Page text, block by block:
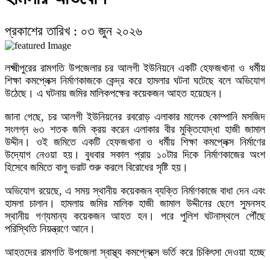
৭
৮
তারা নাকি ডিসেম্বরে দেশে আসবে, আসেন—রাজপথে দেখা হবে: ভারপ্রাপ্ত রাষ্ট্রপতি
৯
ক্ষমতার পালাবদলে বিএনপিও আগের সরকারের পথেই হাঁটছে: সারজিস আলম
১০
প্রকাশের তারিখ : ০৩ জুন ২০২৬
লক্ষ্মীপুরের রামগতি উপজেলার চর আলগী ইউনিয়নে একটি হেফজখানা ও ধর্মীয়
শিক্ষা কমপ্লেক্স নির্মাণকাজকে কেন্দ্র করে হামলার ঘটনা ঘটেছে বলে অভিযোগ
উঠেছে। এ ঘটনায় জমির মালিকপক্ষের কয়েকজন আহত হয়েছেন।
জানা গেছে, চর আলগী ইউনিয়নের রবরোড় এলাকার মালেক কোম্পানি মসজিদ
সংলগ্ন ৬৩ শতক জমি ক্রয় করেন এলাকার বীর মুক্তিযোদ্ধা হাজী জামাল
উদ্দীন। ওই জমিতে একটি হেফজখানা ও ধর্মীয় শিক্ষা কমপ্লেক্স নির্মাণের
উদ্যোগ নেওয়া হয়। বুধবার সকাল প্রায় ১০টার দিকে নির্মাণকাজের অংশ
হিসেবে জমিতে বালু ভরাট শুরু করলে বিরোধের সৃষ্টি হয়।
অভিযোগ রয়েছে, এ সময় স্থানীয় কয়েকজন ব্যক্তি নির্মাণকাজে বাধা দেন এবং
হামলা চালান। হামলায় জমির মালিক হাজী জামাল উদ্দীনের ছেলে সুমনসহ
স্থানীয় গণ্যমান্য কয়েকজন আহত হন। পরে পুলিশ ঘটনাস্থলে পৌঁছে
পরিস্থিতি নিয়ন্ত্রণে আনে।
আহতদের রামগতি উপজেলা স্বাস্থ্য কমপ্লেক্সে ভর্তি করে চিকিৎসা দেওয়া হচ্ছে